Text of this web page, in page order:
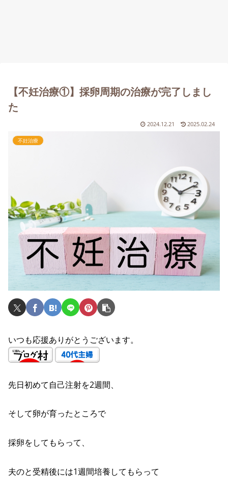
【不妊治療①】採卵周期の治療が完了しまし
た
2024.12.21 2025.02.24
不妊治療
いつも応援ありがとうございます。
先日初めて自己注射を2週間、
そして卵が育ったところで
採卵をしてもらって、
夫のと受精後には1週間培養してもらって